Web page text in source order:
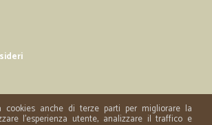
cookies anche di terze parti per migliorare la
l'esperienza utente, analizzare il traffico e